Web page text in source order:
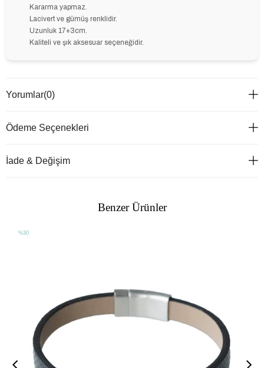
Kararma yapmaz.
Lacivert ve gümüş renklidir.
Uzunluk 17+3cm.
Kaliteli ve şık aksesuar seçeneğidir.
Yorumlar(0)
Ödeme Seçenekleri
İade & Değişim
Benzer Ürünler
%30